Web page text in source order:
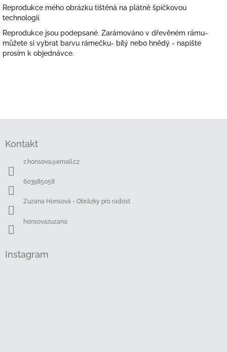
Reprodukce mého obrázku tištěná na plátně špičkovou
technologií.
Reprodukce jsou podepsané. Zarámováno v dřevěném rámu-
můžete si vybrat barvu rámečku- bílý nebo hnědý - napište
prosím k objednávce.
Kontakt
z.honsova@email.cz
603985058
Zuzana Honsová - Obrázky pro radost
honsovazuzana
Instagram